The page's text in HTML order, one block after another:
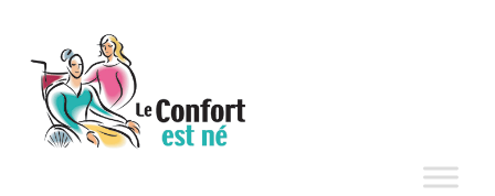
à
navigation
au
contenu